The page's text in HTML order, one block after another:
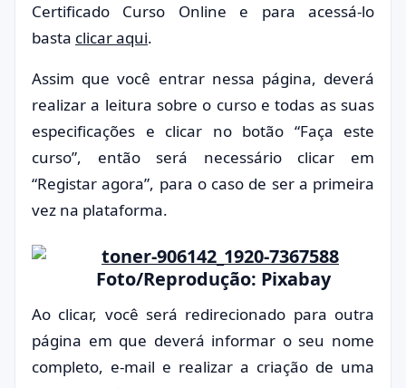
Certificado Curso Online e para acessá-lo
basta clicar aqui.
Assim que você entrar nessa página, deverá
realizar a leitura sobre o curso e todas as suas
especificações e clicar no botão “Faça este
curso”, então será necessário clicar em
“Registar agora”, para o caso de ser a primeira
vez na plataforma.
Foto/Reprodução: Pixabay
Ao clicar, você será redirecionado para outra
página em que deverá informar o seu nome
completo, e-mail e realizar a criação de uma